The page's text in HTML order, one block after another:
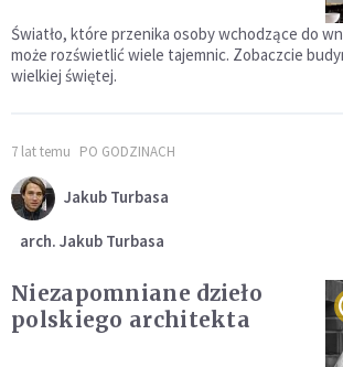
Światło, które przenika osoby wchodzące do
może rozświetlić wiele tajemnic. Zobaczcie
wielkiej świętej.
7 lat temu PO GODZINACH
Jakub Turbasa
arch. Jakub Turbasa
Niezapomniane dzieło
polskiego architekta